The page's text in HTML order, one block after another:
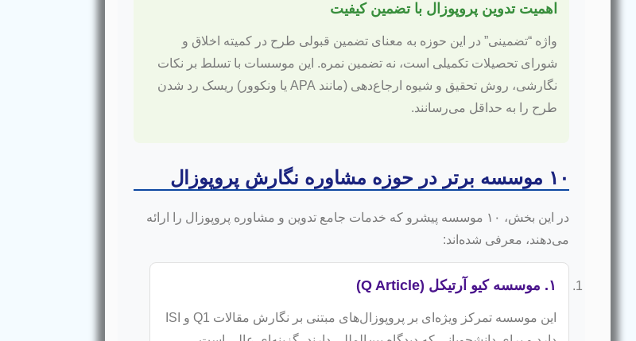
اهمیت تدوین پروپوزال با تضمین کیفیت
واژه “تضمینی” در این حوزه به معنای تضمین قبولی طرح در کمیته اخلاق و
شورای تحصیلات تکمیلی است، نه تضمین نمره. این موسسات با تسلط بر نکات
نگارشی، روش تحقیق و شیوه ارجاع‌دهی (مانند APA یا ونکوور) ریسک رد شدن
طرح را به حداقل می‌رسانند.
۱۰ موسسه برتر در حوزه مشاوره نگارش پروپوزال
در این بخش، ۱۰ موسسه پیشرو که خدمات جامع تدوین و مشاوره پروپوزال را ارائه
می‌دهند، معرفی شده‌اند:
۱. موسسه کیو آرتیکل (Q Article)
این موسسه تمرکز ویژه‌ای بر پروپوزال‌های مبتنی بر نگارش مقالات Q1 و ISI